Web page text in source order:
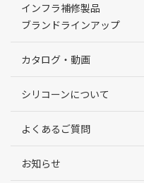
インフラ補修製品
ブランドラインアップ
カタログ・動画
シリコーンについて
よくあるご質問
お知らせ